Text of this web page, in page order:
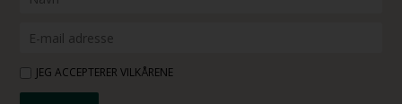
JEG ACCEPTERER VILKÅRENE